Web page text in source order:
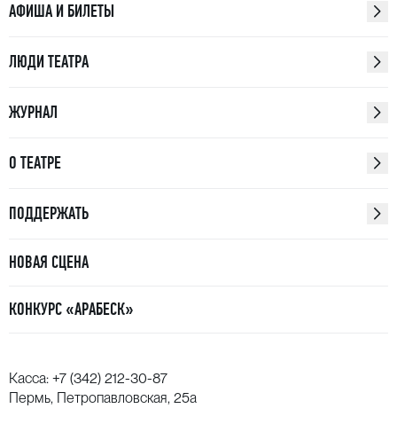
АФИША И БИЛЕТЫ
ЛЮДИ ТЕАТРА
ЖУРНАЛ
О ТЕАТРЕ
ПОДДЕРЖАТЬ
НОВАЯ СЦЕНА
КОНКУРС «АРАБЕСК»
Касса: +7 (342) 212-30-87
Пермь, Петропавловская, 25а